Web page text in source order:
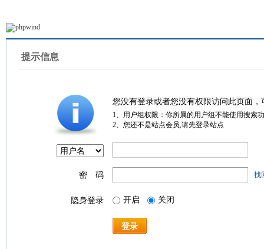
提示信息
您没有登录或者您没有权限访问此页面
1、用户组权限：你所属的用户组不能使用搜索
2、您还不是站点会员,请先登录站点
密 码 找
隐身登录 开启 关闭
登录